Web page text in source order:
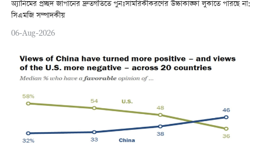
অ্যানিমের প্রচ্ছদ জাপানের দ্রুতগতিতে পুনঃসামরিকীকরণের উচ্চাকাঙ্ক্ষা লুকাতে পারছে না:
সিএমজি সম্পাদকীয়
06-Aug-2026